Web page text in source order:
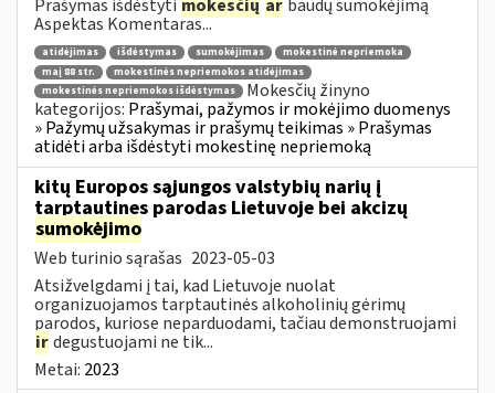
Prašymas išdėstyti mokesčių ar baudų sumokėjimą
Aspektas Komentaras...
atidėjimas išdėstymas sumokėjimas
mokestinė nepriemoka
maį 88 str.
mokestinės nepriemokos atidėjimas
mokestinės nepriemokos išdėstymas
Mokesčių žinyno
kategorijos: Prašymai, pažymos ir mokėjimo duomenys
» Pažymų užsakymas ir prašymų teikimas » Prašymas
atidėti arba išdėstyti mokestinę nepriemoką
kitų Europos sąjungos valstybių narių į
tarptautines parodas Lietuvoje bei akcizų
sumokėjimo
Web turinio sąrašas 2023-05-03
Atsižvelgdami į tai, kad Lietuvoje nuolat
organizuojamos tarptautinės alkoholinių gėrimų
parodos, kuriose neparduodami, tačiau demonstruojami
irdegustuojami ne tik...
Metai: 2023